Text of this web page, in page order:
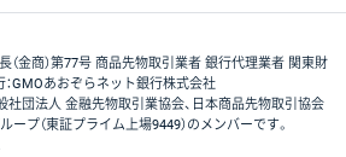
ームページ
（金商）第77号 商品先物取引業者 銀行代理業者 関東財
：GMOあおぞらネット銀行株式会社
社団法人 金融先物取引業協会、日本商品先物取引協会
プ（東証プライム上場9449）のメンバーです。